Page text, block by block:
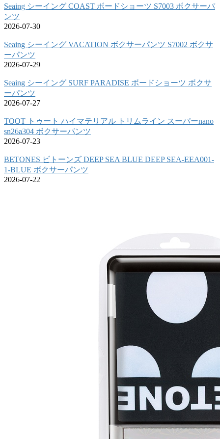
Seaing シーイング COAST ボードショーツ S7003 ボクサーパ
ンツ
2026-07-30
Seaing シーイング VACATION ボクサーパンツ S7002 ボクサ
ーパンツ
2026-07-29
Seaing シーイング SURF PARADISE ボードショーツ ボクサ
ーパンツ
2026-07-27
TOOT トゥート ハイマテリアル トリムライン スーパーnano
sn26a304 ボクサーパンツ
2026-07-23
BETONES ビトーンズ DEEP SEA BLUE DEEP SEA-EEA001-
1-BLUE ボクサーパンツ
2026-07-22